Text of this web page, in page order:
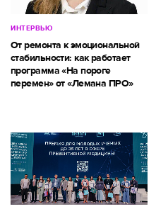
ИНТЕРВЬЮ
От ремонта к эмоциональной
стабильности: как работает
программа «На пороге
перемен» от «Лемана ПРО»